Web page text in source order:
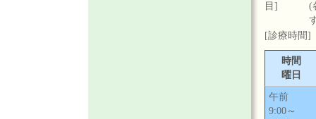
目]
(
[診療時間]
時間
曜日
午前
9:00～